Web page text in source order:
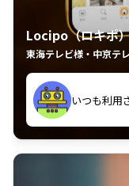
Locipo（ロキポ
東海テレビ様・中京テ
中京テレビ
れるの嬉し
いつも利用